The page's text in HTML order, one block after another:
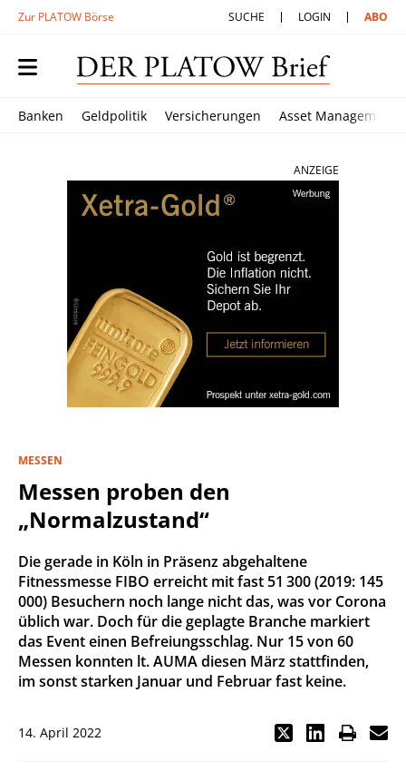
Zur PLATOW Börse SUCHE LOGIN ABO
Banken Geldpolitik Versicherungen Asset Management
ANZEIGE
MESSEN
Messen proben den
„Normalzustand“
Die gerade in Köln in Präsenz abgehaltene
Fitnessmesse FIBO erreicht mit fast 51 300 (2019: 145
000) Besuchern noch lange nicht das, was vor Corona
üblich war. Doch für die geplagte Branche markiert
das Event einen Befreiungsschlag. Nur 15 von 60
Messen konnten lt. AUMA diesen März stattfinden,
im sonst starken Januar und Februar fast keine.
14. April 2022